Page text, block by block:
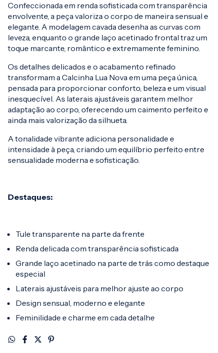
Confeccionada em renda sofisticada com transparência
envolvente, a peça valoriza o corpo de maneira sensual e
elegante. A modelagem cavada desenha as curvas com
leveza, enquanto o grande laço acetinado frontal traz um
toque marcante, romântico e extremamente feminino.
Os detalhes delicados e o acabamento refinado
transformam a Calcinha Lua Nova em uma peça única,
pensada para proporcionar conforto, beleza e um visual
inesquecível. As laterais ajustáveis garantem melhor
adaptação ao corpo, oferecendo um caimento perfeito e
ainda mais valorização da silhueta.
A tonalidade vibrante adiciona personalidade e
intensidade à peça, criando um equilíbrio perfeito entre
sensualidade moderna e sofisticação.
Destaques:
Tule transparente na parte da frente
Renda delicada com transparência sofisticada
Grande laço acetinado na parte de trás como destaque
especial
Laterais ajustáveis para melhor ajuste ao corpo
Design sensual, moderno e elegante
Feminilidade e charme em cada detalhe